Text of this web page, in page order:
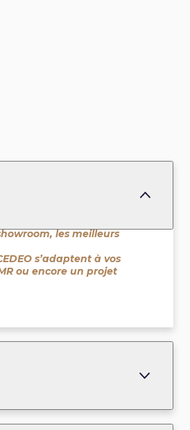
les meilleurs
s’adaptent à vos
ou encore un projet